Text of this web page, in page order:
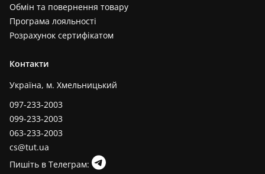
Обмін та повернення товару
Програма лояльності
Розрахунок сертифікатом
Контакти
Україна, м. Хмельницький
097-233-2003
099-233-2003
063-233-2003
cs@tut.ua
Пишіть в Телеграм: